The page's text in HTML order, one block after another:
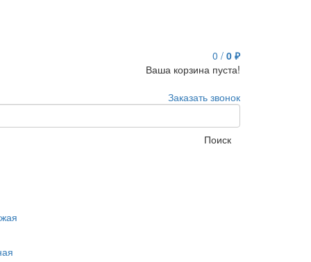
0 / 0 ₽
Ваша корзина пуста!
Заказать звонок
Поиск